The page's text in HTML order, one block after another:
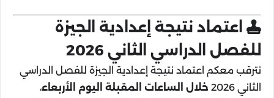
اعتماد نتيجة إعدادية الجيزة
للفصل الدراسي الثاني 2026
نترقب معكم اعتماد نتيجة إعدادية الجيزة للفصل الدراسي
الثاني 2026
خلال الساعات المقبلة اليوم الأربعاء،